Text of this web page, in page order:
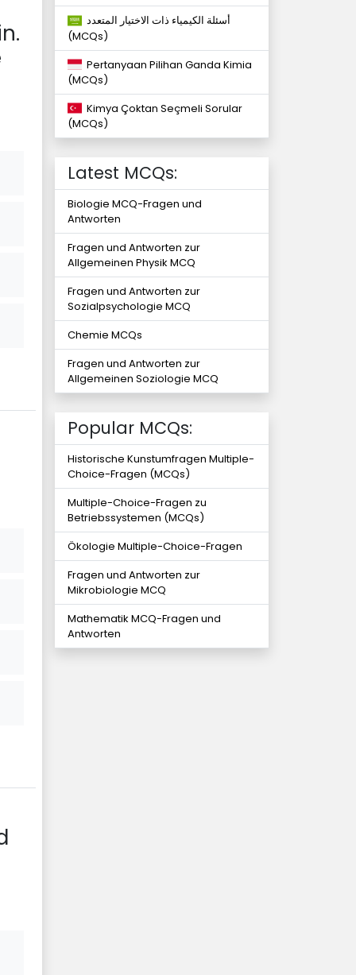
(MCQs)
Pertanyaan Pilihan Ganda Kimia
(MCQs)
Kimya Çoktan Seçmeli Sorular
(MCQs)
Latest MCQs:
Biologie MCQ-Fragen und
Antworten
Fragen und Antworten zur
Allgemeinen Physik MCQ
Fragen und Antworten zur
Sozialpsychologie MCQ
Chemie MCQs
Fragen und Antworten zur
Allgemeinen Soziologie MCQ
Popular MCQs:
Historische Kunstumfragen Multiple-
Choice-Fragen (MCQs)
Multiple-Choice-Fragen zu
Betriebssystemen (MCQs)
Ökologie Multiple-Choice-Fragen
Fragen und Antworten zur
Mikrobiologie MCQ
Mathematik MCQ-Fragen und
Antworten